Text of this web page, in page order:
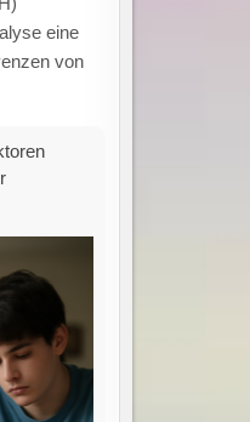
aktuelle
für die